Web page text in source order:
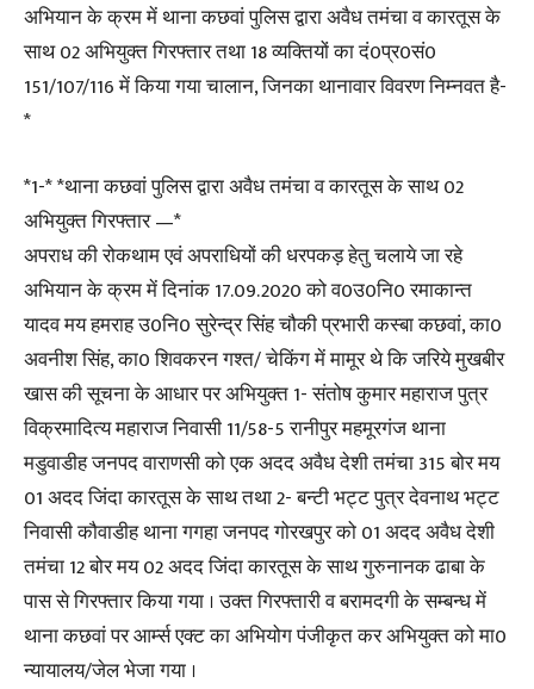
अभियान के क्रम में थाना कछवां पुलिस द्वारा अवैध तमंचा व कारतूस के
साथ 02 अभियुक्त गिरफ्तार तथा 18 व्यक्तियों का दं0प्र0सं0
151/107/116 में किया गया चालान, जिनका थानावार विवरण निम्नवत है-
*
*1-* *थाना कछवां पुलिस द्वारा अवैध तमंचा व कारतूस के साथ 02
अभियुक्त गिरफ्तार —*
अपराध की रोकथाम एवं अपराधियों की धरपकड़ हेतु चलाये जा रहे
अभियान के क्रम में दिनांक 17.09.2020 को व0उ0नि0 रमाकान्त
यादव मय हमराह उ0नि0 सुरेन्द्र सिंह चौकी प्रभारी कस्बा कछवां, का0
अवनीश सिंह, का0 शिवकरन गश्त/ चेकिंग में मामूर थे कि जरिये मुखबीर
खास की सूचना के आधार पर अभियुक्त 1- संतोष कुमार महाराज पुत्र
विक्रमादित्य महाराज निवासी 11/58-5 रानीपुर महमूरगंज थाना
मडुवाडीह जनपद वाराणसी को एक अदद अवैध देशी तमंचा 315 बोर मय
01 अदद जिंदा कारतूस के साथ तथा 2- बन्टी भट्ट पुत्र देवनाथ भट्ट
निवासी कौवाडीह थाना गगहा जनपद गोरखपुर को 01 अदद अवैध देशी
तमंचा 12 बोर मय 02 अदद जिंदा कारतूस के साथ गुरुनानक ढाबा के
पास से गिरफ्तार किया गया । उक्त गिरफ्तारी व बरामदगी के सम्बन्ध में
थाना कछवां पर आर्म्स एक्ट का अभियोग पंजीकृत कर अभियुक्त को मा0
न्यायालय/जेल भेजा गया ।